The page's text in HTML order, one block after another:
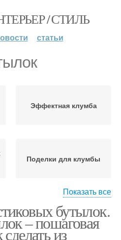
/ СТИЛЬ
статьи
Эффектная клумба
Поделки для клумбы
Бутылки для
ограждений
Показать все
бутылок.
– пошаговая
из